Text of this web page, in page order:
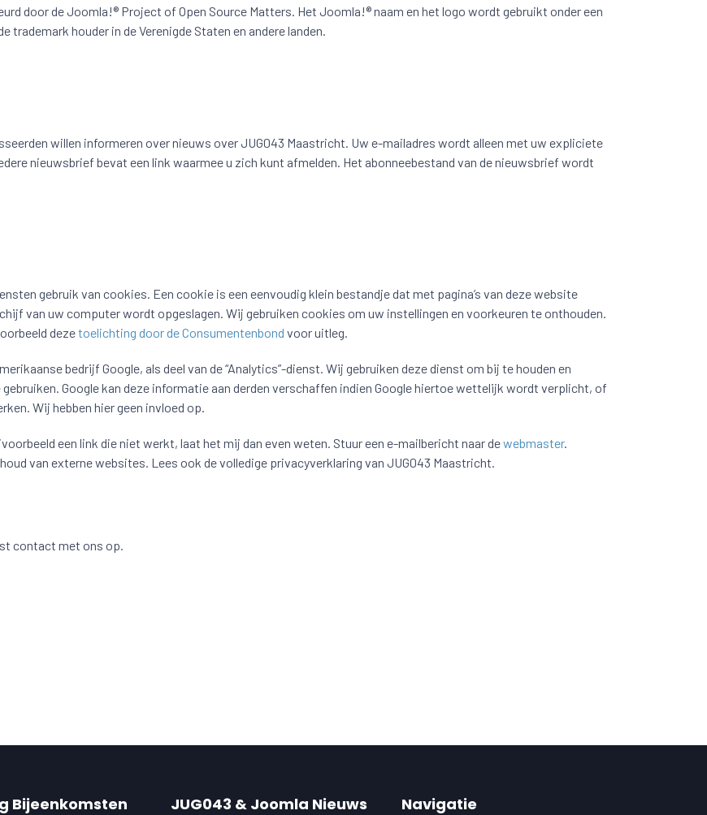
door de Joomla!® Project of Open Source Matters. Het Joomla!® naam en het logo wordt gebruikt onder een
trademark houder in de Verenigde Staten en andere landen.
willen informeren over nieuws over JUG043 Maastricht. Uw e-mailadres wordt alleen met uw expliciete
nieuwsbrief bevat een link waarmee u zich kunt afmelden. Het abonneebestand van de nieuwsbrief wordt
gebruik van cookies. Een cookie is een eenvoudig klein bestandje dat met pagina’s van deze website
van uw computer wordt opgeslagen. Wij gebruiken cookies om uw instellingen en voorkeuren te onthouden.
dezetoelichting door de Consumentenbond voor uitleg.
bedrijf Google, als deel van de “Analytics”-dienst. Wij gebruiken deze dienst om bij te houden en
Google kan deze informatie aan derden verschaffen indien Google hiertoe wettelijk wordt verplicht, of
Wij hebben hier geen invloed op.
een link die niet werkt, laat het mij dan even weten. Stuur een e-mailbericht naar dewebmaster.
van externe websites. Lees ook de volledige privacyverklaring van JUG043 Maastricht.
contact met ons op.
Bijeenkomsten JUG043 & Joomla Nieuws Navigatie